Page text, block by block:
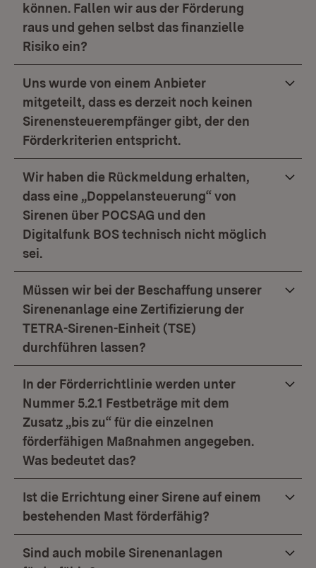
können. Fallen wir aus der Förderung
raus und gehen selbst das finanzielle
Risiko ein?
Uns wurde von einem Anbieter
mitgeteilt, dass es derzeit noch keinen
Sirenensteuerempfänger gibt, der den
Förderkriterien entspricht.
Wir haben die Rückmeldung erhalten,
dass eine „Doppelansteuerung“ von
Sirenen über POCSAG und den
Digitalfunk BOS technisch nicht möglich
sei.
Müssen wir bei der Beschaffung unserer
Sirenenanlage eine Zertifizierung der
TETRA-Sirenen-Einheit (TSE)
durchführen lassen?
In der Förderrichtlinie werden unter
Nummer 5.2.1 Festbeträge mit dem
Zusatz „bis zu“ für die einzelnen
förderfähigen Maßnahmen angegeben.
Was bedeutet das?
Ist die Errichtung einer Sirene auf einem
bestehenden Mast förderfähig?
Sind auch mobile Sirenenanlagen